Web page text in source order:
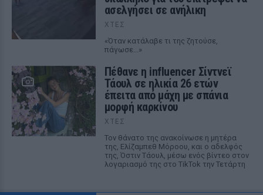
ασελγήσει σε ανήλικη
ΧΤΕΣ
«Όταν κατάλαβε τι της ζητούσε,
πάγωσε...»
Πέθανε η influencer Σίντνεϊ
Τάουλ σε ηλικία 26 ετών
έπειτα από μάχη με σπάνια
μορφή καρκίνου
ΧΤΕΣ
Τον θάνατο της ανακοίνωσε η μητέρα
της, Ελίζαμπεθ Μόροου, και ο αδελφός
της, Όστιν Τάουλ, μέσω ενός βίντεο στον
λογαριασμό της στο TikTok την Τετάρτη